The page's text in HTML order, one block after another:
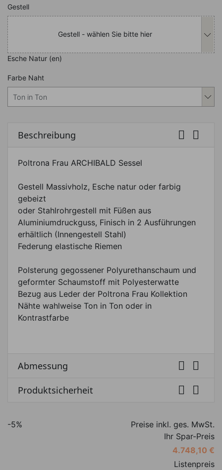
Nachfolgend können Sie das
Gestell
Gestell - wählen Sie bitte hier
Esche Natur (en)
Nachfolgend können Sie das
Farbe Naht
Beschreibung  
Poltrona Frau ARCHIBALD Sessel
Gestell Massivholz, Esche natur oder farbig
gebeizt
oder Stahlrohrgestell mit Füßen aus
Aluminiumdruckguss, Finisch in 2 Ausführungen
erhältlich (Innengestell Stahl)
Federung elastische Riemen
Polsterung gegossener Polyurethanschaum und
geformter Schaumstoff mit Polyesterwatte
Bezug aus Leder der Poltrona Frau Kollektion
Nähte wahlweise Ton in Ton oder in
Kontrastfarbe
Abmessung  
Produktsicherheit  
-5%
Preise inkl. ges. MwSt.
Ihr Spar-Preis
4.748,10 €
Listenpreis